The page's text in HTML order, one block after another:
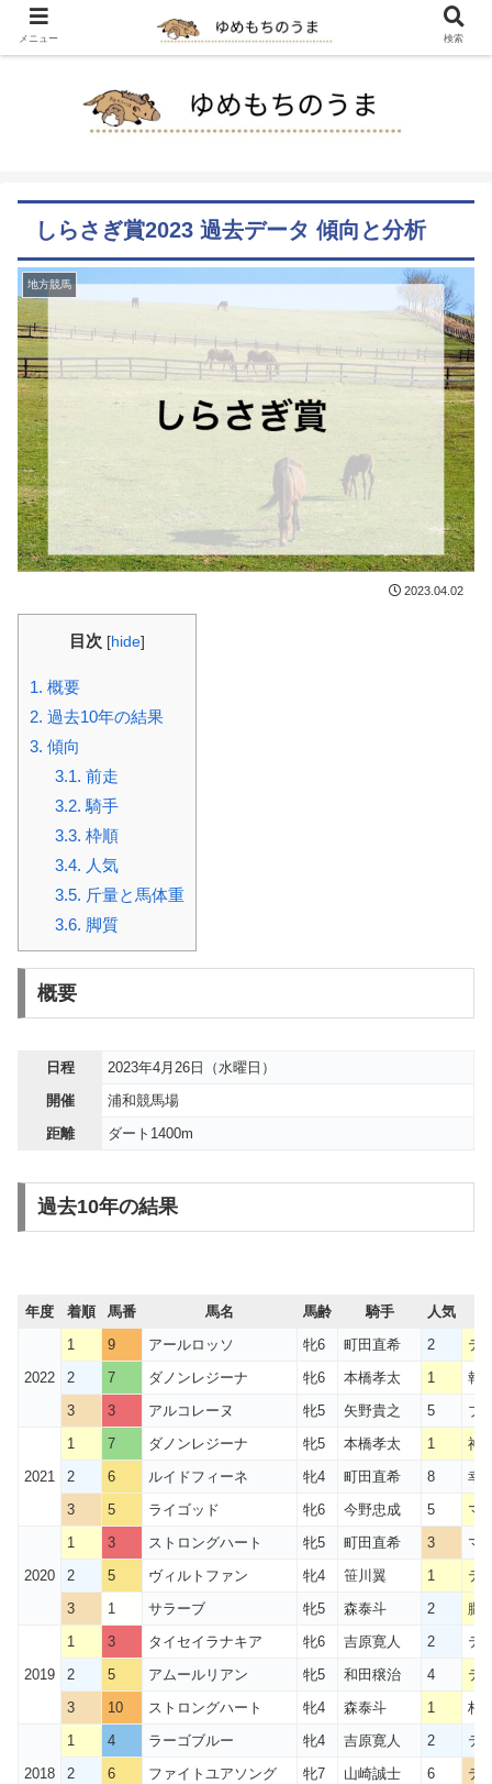
しらさぎ賞2023 過去データ 傾向と分析
地方競馬
2023.04.02
目次 [hide]
1. 概要
2. 過去10年の結果
3. 傾向
3.1. 前走
3.2. 騎手
3.3. 枠順
3.4. 人気
3.5. 斤量と馬体重
3.6. 脚質
概要
日程
2023年4月26日（水曜日）
開催
浦和競馬場
距離
ダート1400m
過去10年の結果
年度 着順 馬番 馬名 馬齢 騎手 人気
2022
1 9 アールロッソ 牝6 町田直希 2
テ
2
7 ダノンレジーナ 牝6 本橋孝太 1
報
3
3 アルコレーヌ 牝5 矢野貴之 5 ブ
2021
1 7 ダノンレジーナ 牝5 本橋孝太 1
神
2
6 ルイドフィーネ 牝4 町田直希 8
幸
3
5 ライゴッド 牝6 今野忠成 5 マ
2020
1 3 ストロングハート 牝5 町田直希 3
マ
2
5 ヴィルトファン 牝4 笹川翼 1
テ
3
1 サラーブ 牝5 森泰斗 2 朧
2019
1 3 タイセイラナキア 牝6 吉原寛人 2
テ
2
5 アムールリアン 牝5 和田穣治 4
テ
3
10 ストロングハート 牝4 森泰斗 1 柏
2018
1 4 ラーゴブルー 牝4 吉原寛人 2
テ
2
6 ファイトユアソング 牝7 山崎誠士 6
テ
メニュー 検索